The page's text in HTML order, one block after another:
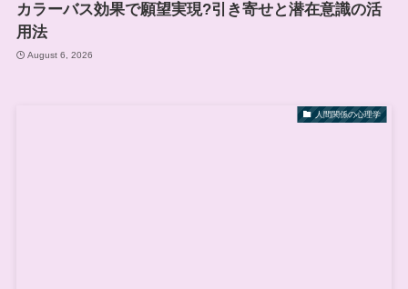
カラーバス効果で願望実現?引き寄せと潜在意識の活
用法
August 6, 2026
人間関係の心理学